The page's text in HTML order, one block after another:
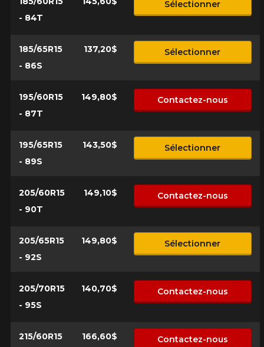
- 84T
Sélectionner
185/65R15
- 86S
137,20$ Sélectionner
195/60R15
- 87T
149,80$ Contactez-nous
195/65R15
- 89S
143,50$ Sélectionner
205/60R15
- 90T
149,10$ Contactez-nous
205/65R15
- 92S
149,80$ Sélectionner
205/70R15
- 95S
140,70$ Contactez-nous
215/60R15
166,60$ Contactez-nous